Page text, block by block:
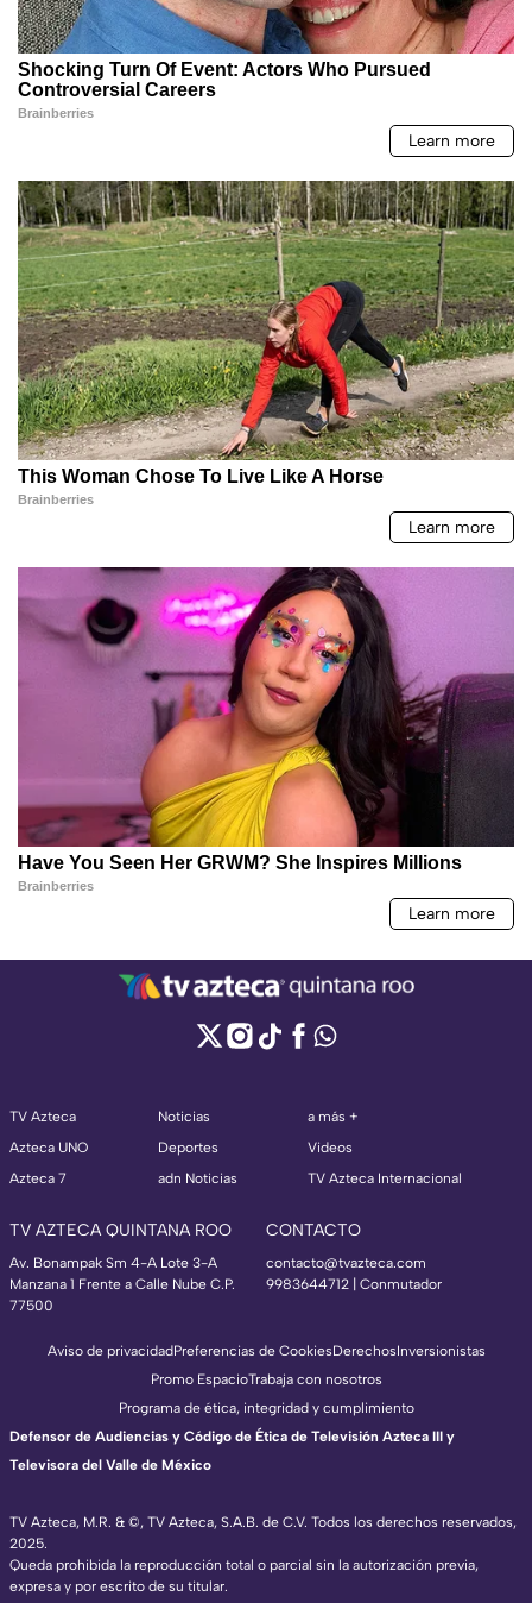
TV Azteca
Azteca UNO
Azteca 7
Noticias
Deportes
adn Noticias
a más +
Videos
TV Azteca Internacional
TV AZTECA QUINTANA ROO
Av. Bonampak Sm 4-A Lote 3-A
Manzana 1 Frente a Calle Nube C.P.
77500
CONTACTO
contacto@tvazteca.com
9983644712 | Conmutador
TV Azteca, M.R. & ©, TV Azteca, S.A.B. de C.V. Todos los derechos reservados,
2025.
Queda prohibida la reproducción total o parcial sin la autorización previa,
expresa y por escrito de su titular.
Aviso de privacidadPreferencias de CookiesDerechosInversionistas
Promo EspacioTrabaja con nosotros
Programa de ética, integridad y cumplimiento
Defensor de Audiencias y Código de Ética de Televisión Azteca III y
Televisora del Valle de México